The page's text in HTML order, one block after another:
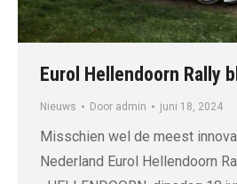
Eurol Hellendoorn Rally
Nieuws Door admin juni 18, 2024
Misschien wel de meest
Nederland Eurol Hellendoorn